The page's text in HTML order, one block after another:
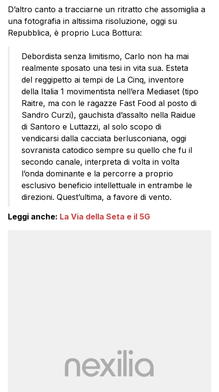
D’altro canto a tracciarne un ritratto che assomiglia a
una fotografia in altissima risoluzione, oggi su
Repubblica, è proprio Luca Bottura:
Debordista senza limitismo, Carlo non ha mai
realmente sposato una tesi in vita sua. Esteta
del reggipetto ai tempi de La Cinq, inventore
della Italia 1 movimentista nell’era Mediaset (tipo
Raitre, ma con le ragazze Fast Food al posto di
Sandro Curzi), gauchista d’assalto nella Raidue
di Santoro e Luttazzi, al solo scopo di
vendicarsi dalla cacciata berlusconiana, oggi
sovranista catodico sempre su quello che fu il
secondo canale, interpreta di volta in volta
l’onda dominante e la percorre a proprio
esclusivo beneficio intellettuale in entrambe le
direzioni. Quest’ultima, a favore di vento.
Leggi anche: La Via della Seta e il 5G